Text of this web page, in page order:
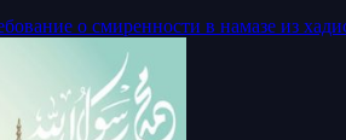
о смиренности в намазе из